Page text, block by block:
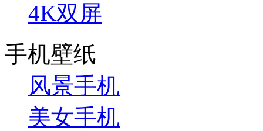
4K双屏
手机壁纸
风景手机
美女手机